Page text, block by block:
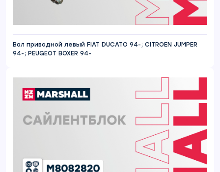
Вал приводной левый FIAT DUCATO 94-; CITROEN JUMPER
94-; PEUGEOT BOXER 94-